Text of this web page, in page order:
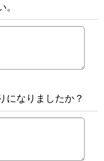
になりましたか？